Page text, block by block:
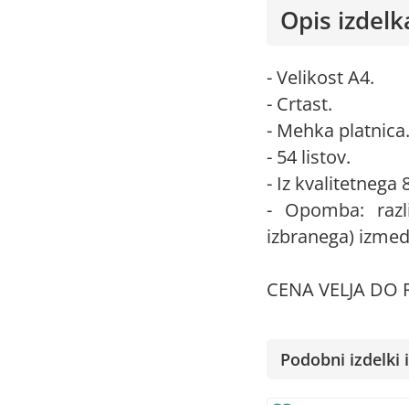
Opis
- Velikost A4.
- Crtast.
- Mehka platnica.
- 54 listov.
- Iz kvalitetnega
- Opomba:
izbranega)
CENA VELJA DO
Podobni izdelki